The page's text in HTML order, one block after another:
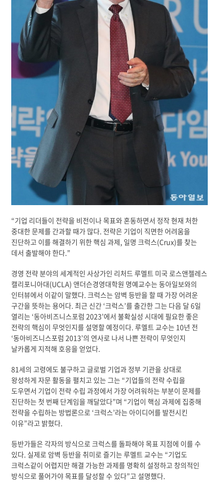
“기업 리더들이 전략을 비전이나 목표와 혼동하면서 정작 현재 처한
중대한 문제를 간과할 때가 많다. 전략은 기업이 직면한 어려움을
진단하고 이를 해결하기 위한 핵심 과제, 일명 크럭스(Crux)를 찾는
데서 출발해야 한다.”
경영 전략 분야의 세계적인 사상가인 리처드 루멜트 미국 로스앤젤레스
캘리포니아대(UCLA) 앤더슨경영대학원 명예교수는 동아일보와의
인터뷰에서 이같이 말했다. 크럭스는 암벽 등반을 할 때 가장 어려운
구간을 뜻하는 용어다. 최근 신간 ‘크럭스’를 출간한 그는 다음 달 6일
열리는 ‘동아비즈니스포럼 2023’에서 불확실성 시대에 필요한 좋은
전략의 핵심이 무엇인지를 설명할 예정이다. 루멜트 교수는 10년 전
‘동아비즈니스포럼 2013’의 연사로 나서 나쁜 전략이 무엇인지
날카롭게 지적해 호응을 얻었다.
81세의 고령에도 불구하고 글로벌 기업과 정부 기관을 상대로
왕성하게 자문 활동을 펼치고 있는 그는 “기업들의 전략 수립을
도우면서 기업이 전략 수립 과정에서 가장 어려워하는 부분이 문제를
진단하는 첫 번째 단계임을 깨달았다”며 “기업이 핵심 과제에 집중해
전략을 수립하는 방법론으로 ‘크럭스’라는 아이디어를 발전시킨
이유”라고 밝혔다.
등반가들은 각자의 방식으로 크럭스를 돌파해야 목표 지점에 이를 수
있다. 실제로 암벽 등반을 취미로 즐기는 루멜트 교수는 “기업도
크럭스같이 어렵지만 해결 가능한 과제를 명확히 설정하고 창의적인
방식으로 풀어가야 목표를 달성할 수 있다”고 설명했다.